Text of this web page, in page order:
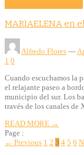
MARIAELENA en
Alfredo Flores —
1 0
Cuando escuchamos la
el relajante paseo a
municipio del sur. Los
través de los canales de
READ MORE →
Page :
← Previous 1 2 3 4 5 6